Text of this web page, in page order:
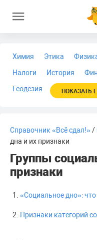
Химия Этика
Налоги
История
Геодезия
ПОКАЗАТЬ
Справочник «Всё сдал!»/
дна и их признаки
Группы
признаки
«Социальное дно»: что
Признаки категорий